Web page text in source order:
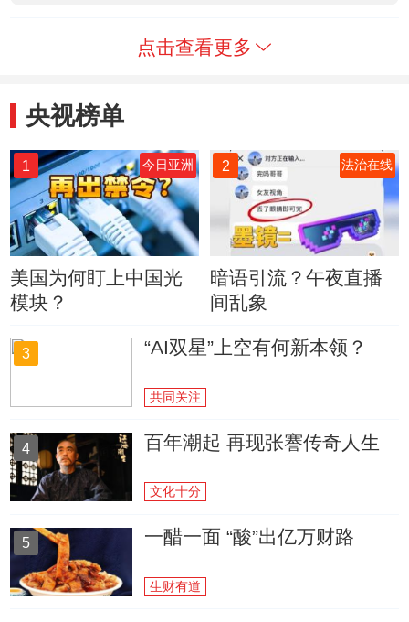
点击查看更多
央视榜单
1 今日亚洲
美国为何盯上中国光
模块？
2 法治在线
暗语引流？午夜直播
间乱象
3 “AI双星”上空有何新本领？
共同关注
4 百年潮起 再现张謇传奇人生
文化十分
5 一醋一面 “酸”出亿万财路
生财有道